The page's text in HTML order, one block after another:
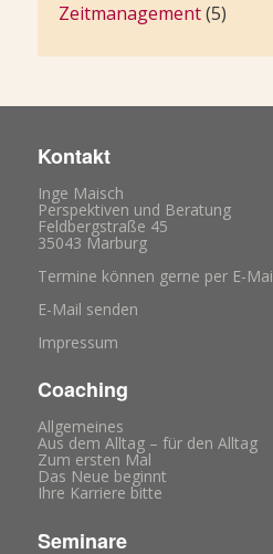
Zeitmanagement(5)
Kontakt
Inge Maisch
Perspektiven und Beratung
Feldbergstraße 45
35043 Marburg
Termine können gerne per E-
E-Mail senden
Impressum
Coaching
Allgemeines
Aus dem Alltag – für den Alltag
Zum ersten Mal
Das Neue beginnt
Ihre Karriere bitte
Seminare